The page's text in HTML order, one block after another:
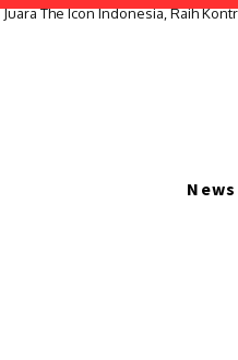
The Icon Indonesia, Raih
News